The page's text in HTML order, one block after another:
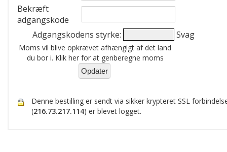
Bekræft
adgangskode
Adgangskodens styrke:
Svag
Moms vil blive opkrævet afhængigt af det land
du bor i. Klik her for at genberegne moms
Denne bestilling er sendt via sikker krypteret SSL
(216.73.217.114) er blevet logget.